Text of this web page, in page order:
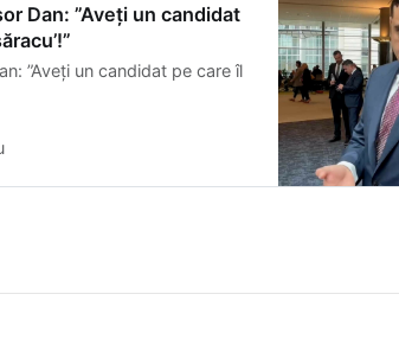
Dan: ”Aveți un candidat
”Aveți un candidat pe care îl